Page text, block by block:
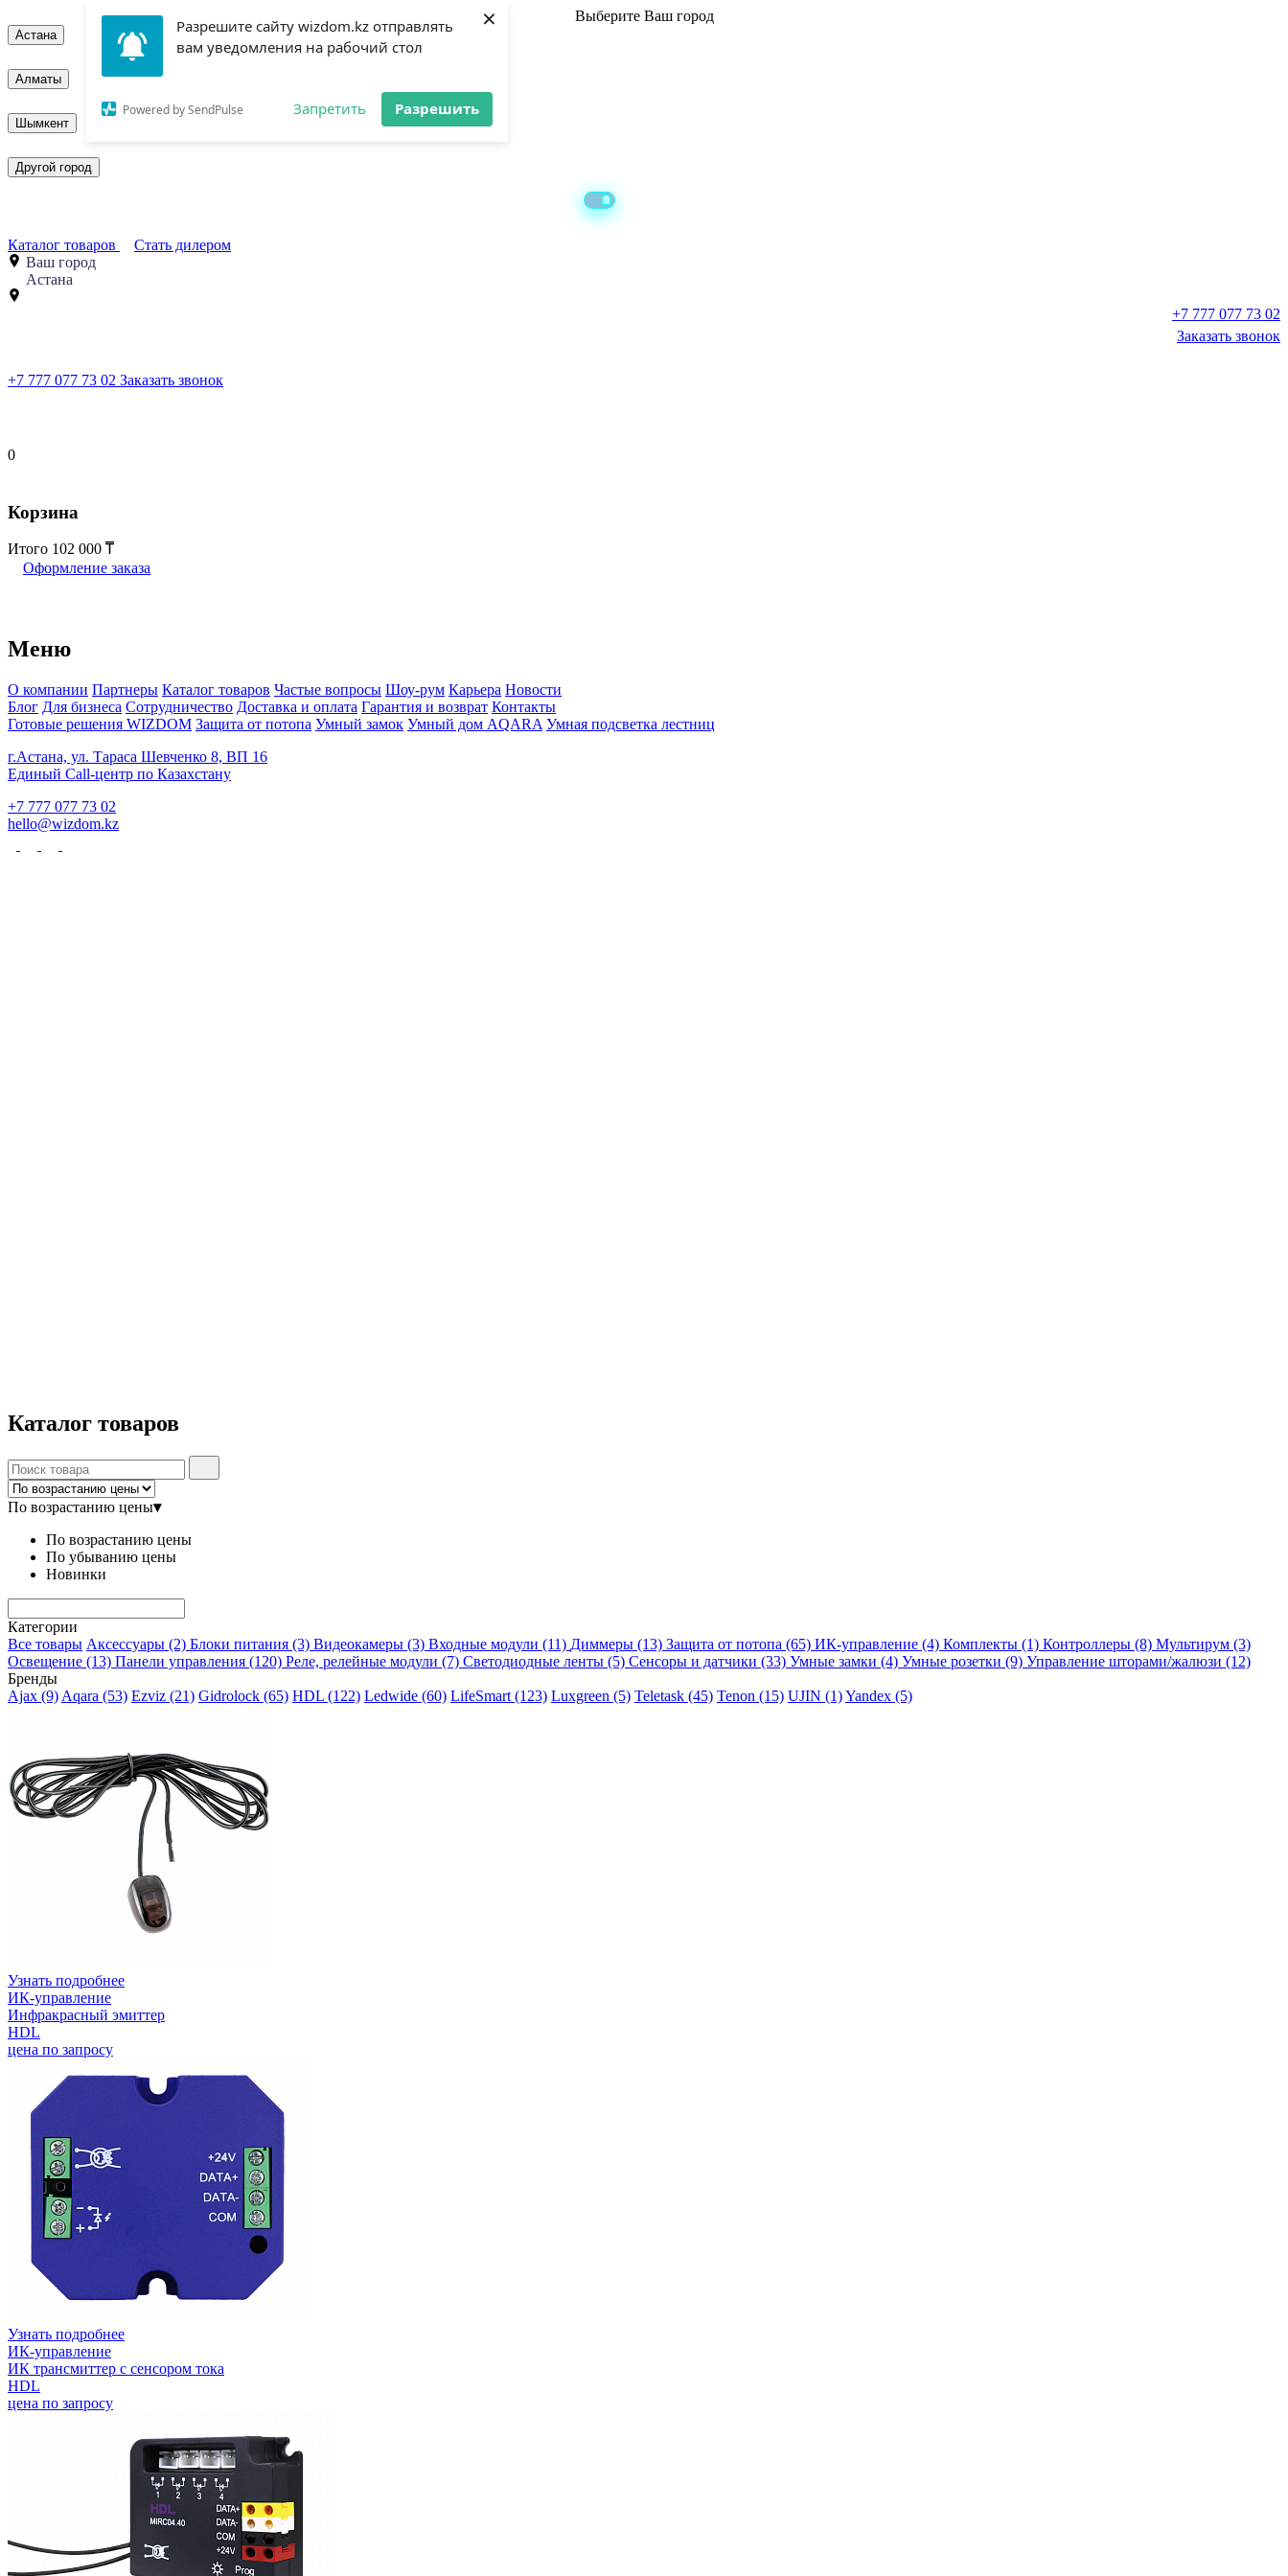
Разрешите сайту wizdom.kz отправлять
вам уведомления на рабочий стол
Powered by SendPulse Запретить Разрешить
× Выберите Ваш город
Астана
Алматы
Шымкент
Другой город
Каталог товаров
Стать дилером
Ваш город
Астана
+7 777 077 73 02
Заказать звонок
+7 777 077 73 02 Заказать звонок
0
Корзина
Итого 102 000
Оформление заказа
Меню
О компании Партнеры Каталог товаров Частые вопросы Шоу-рум Карьера Новости
Блог Для бизнеса Сотрудничество Доставка и оплата Гарантия и возврат Контакты
Готовые решения WIZDOM Защита от потопа Умный замок Умный дом AQARA Умная подсветка лестниц
г.Астана, ул. Тараса Шевченко 8, ВП 16
Единый Call-центр по Казахстану
+7 777 077 73 02
hello@wizdom.kz
Каталог товаров
По возрастанию цены▾
По возрастанию цены
По убыванию цены
Новинки
Категории
Все товары Аксессуары (2) Блоки питания (3) Видеокамеры (3) Входные модули (11) Диммеры (13) Защита от потопа (65) ИК-управление (4) Комплекты (1) Контроллеры (8) Мультирум (3)
Освещение (13) Панели управления (120) Реле, релейные модули (7) Светодиодные ленты (5) Сенсоры и датчики (33) Умные замки (4) Умные розетки (9) Управление шторами/жалюзи (12)
Бренды
Ajax (9) Aqara (53) Ezviz (21) Gidrolock (65) HDL (122) Ledwide (60) LifeSmart (123) Luxgreen (5) Teletask (45) Tenon (15) UJIN (1)Yandex (5)
Узнать подробнее
ИК-управление
Инфракрасный эмиттер
HDL
цена по запросу
Узнать подробнее
ИК-управление
ИК трансмиттер с сенсором тока
HDL
цена по запросу